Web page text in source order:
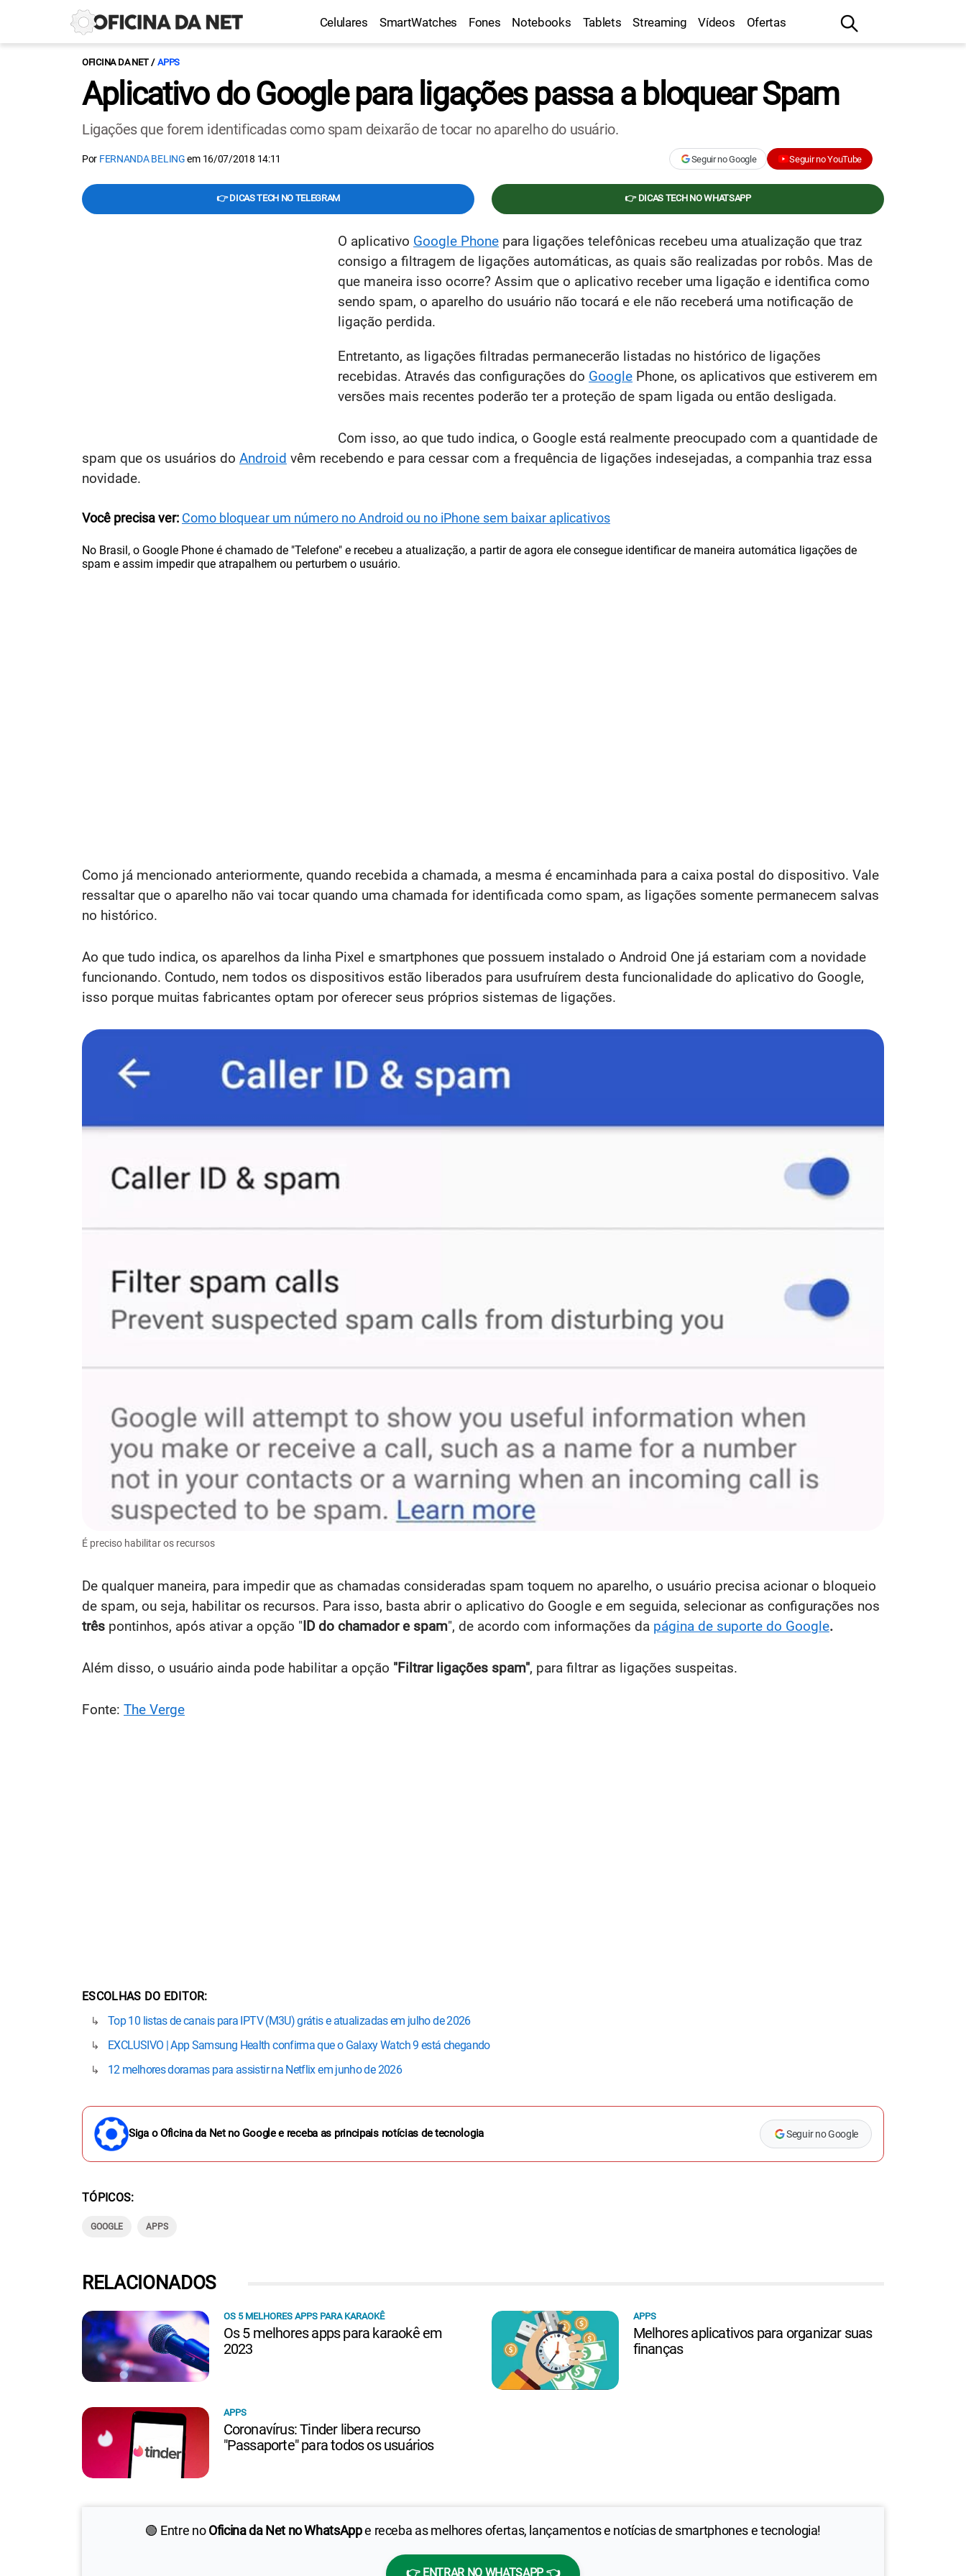
Celulares SmartWatches Fones Notebooks Tablets Streaming Vídeos Ofertas
OFICINA DA NET APPS
Aplicativo do Google para ligações passa a bloquear Spam
Ligações que forem identificadas como spam deixarão de tocar no aparelho do usuário.
Por FERNANDA BELINGem 16/07/2018 14:11 Seguir no Google Seguir no YouTube
👉 DICAS TECH NO TELEGRAM 👉 DICAS TECH NO WHATSAPP
O aplicativo Google Phone para ligações telefônicas recebeu uma atualização que traz
consigo a filtragem de ligações automáticas, as quais são realizadas por robôs. Mas de
que maneira isso ocorre? Assim que o aplicativo receber uma ligação e identifica como
sendo spam, o aparelho do usuário não tocará e ele não receberá uma notificação de
ligação perdida.
Entretanto, as ligações filtradas permanecerão listadas no histórico de ligações
recebidas. Através das configurações do Google Phone, os aplicativos que estiverem em
versões mais recentes poderão ter a proteção de spam ligada ou então desligada.
Com isso, ao que tudo indica, o Google está realmente preocupado com a quantidade de
spam que os usuários do Android vêm recebendo e para cessar com a frequência de ligações indesejadas, a companhia traz essa
novidade.
Você precisa ver: Como bloquear um número no Android ou no iPhone sem baixar aplicativos
No Brasil, o Google Phone é chamado de "Telefone" e recebeu a atualização, a partir de agora ele consegue identificar de maneira automática ligações de
spam e assim impedir que atrapalhem ou perturbem o usuário.
Como já mencionado anteriormente, quando recebida a chamada, a mesma é encaminhada para a caixa postal do dispositivo. Vale
ressaltar que o aparelho não vai tocar quando uma chamada for identificada como spam, as ligações somente permanecem salvas
no histórico.
Ao que tudo indica, os aparelhos da linha Pixel e smartphones que possuem instalado o Android One já estariam com a novidade
funcionando. Contudo, nem todos os dispositivos estão liberados para usufruírem desta funcionalidade do aplicativo do Google,
isso porque muitas fabricantes optam por oferecer seus próprios sistemas de ligações.
É preciso habilitar os recursos
De qualquer maneira, para impedir que as chamadas consideradas spam toquem no aparelho, o usuário precisa acionar o bloqueio
de spam, ou seja, habilitar os recursos. Para isso, basta abrir o aplicativo do Google e em seguida, selecionar as configurações nos
três pontinhos, após ativar a opção "ID do chamador e spam", de acordo com informações da página de suporte do Google.
Além disso, o usuário ainda pode habilitar a opção "Filtrar ligações spam", para filtrar as ligações suspeitas.
Fonte: The Verge
ESCOLHAS DO EDITOR
Top 10 listas de canais para IPTV (M3U) grátis e atualizadas em julho de 2026
EXCLUSIVO | App Samsung Health confirma que o Galaxy Watch 9 está chegando
12 melhores doramas para assistir na Netflix em junho de 2026
Siga o Oficina da Net no Google e receba as principais notícias de tecnologia Seguir no Google
TÓPICOS
GOOGLE APPS
🟢 Entre noOficina da Net no WhatsAppe receba as melhores ofertas, lançamentos e notícias de smartphones e tecnologia!
👉 ENTRAR NO WHATSAPP 👈
RELACIONADOS
OS 5 MELHORES APPS PARA KARAOKÊ
Os 5 melhores apps para karaokê em
2023
APPS
Melhores aplicativos para organizar suas
finanças
APPS
Coronavírus: Tinder libera recurso
"Passaporte" para todos os usuários